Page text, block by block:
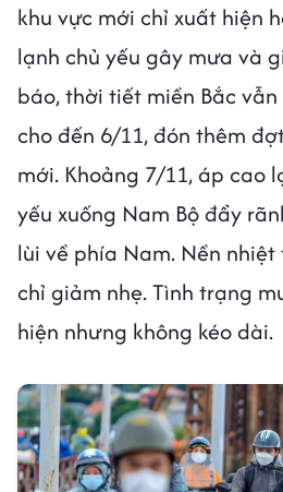
khu vực mới chỉ xuất hiện
lạnh chủ yếu gây mưa và
báo, thời tiết miền Bắc
cho đến 6/11, đón thêm
mới. Khoảng 7/11, áp cao
yếu xuống Nam Bộ đẩy
lùi về phía Nam. Nền
chỉ giảm nhẹ. Tình trạng
hiện nhưng không kéo dài.